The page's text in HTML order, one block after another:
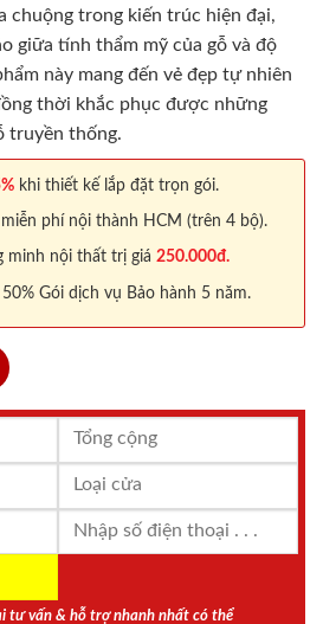
chuộng trong kiến trúc hiện đại,
giữa tính thẩm mỹ của gỗ và độ
này mang đến vẻ đẹp tự nhiên
thời khắc phục được những
truyền thống.
khi thiết kế lắp đặt trọn gói.
miễn phí nội thành HCM (trên 4 bộ).
minh nội thất trị giá 250.000đ.
Gói dịch vụ Bảo hành 5 năm.
tư vấn & hỗ trợ nhanh nhất có thể